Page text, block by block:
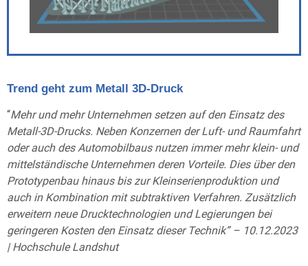
Trend geht zum Metall 3D-Druck
“Mehr und mehr Unternehmen setzen auf den Einsatz des
Metall-3D-Drucks. Neben Konzernen der Luft- und Raumfahrt
oder auch des Automobilbaus nutzen immer mehr klein- und
mittelständische Unternehmen deren Vorteile. Dies über den
Prototypenbau hinaus bis zur Kleinserienproduktion und
auch in Kombination mit subtraktiven Verfahren. Zusätzlich
erweitern neue Drucktechnologien und Legierungen bei
geringeren Kosten den Einsatz dieser Technik” – 10.12.2023
| Hochschule Landshut